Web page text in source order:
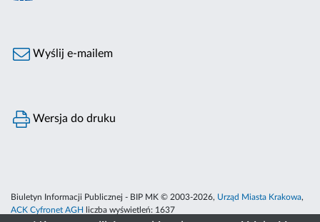
Wyślij e-mailem
Wersja do druku
Biuletyn Informacji Publicznej - BIP MK © 2003-2026, Urząd Miasta Krakowa,
ACK Cyfronet AGH
liczba wyświetleń: 1637